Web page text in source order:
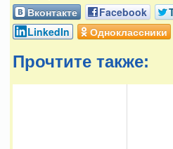
Вконтакте
Facebook
LinkedIn
Одноклассники
Прочтите также: